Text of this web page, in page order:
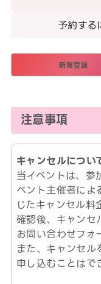
予約する
新規登録
注意事項
キャンセルについ
当イベントは、参
ベント主催者によ
じたキャンセル料
確認後、キャンセ
お問い合わせフォ
また、キャンセル
申し込むことはで